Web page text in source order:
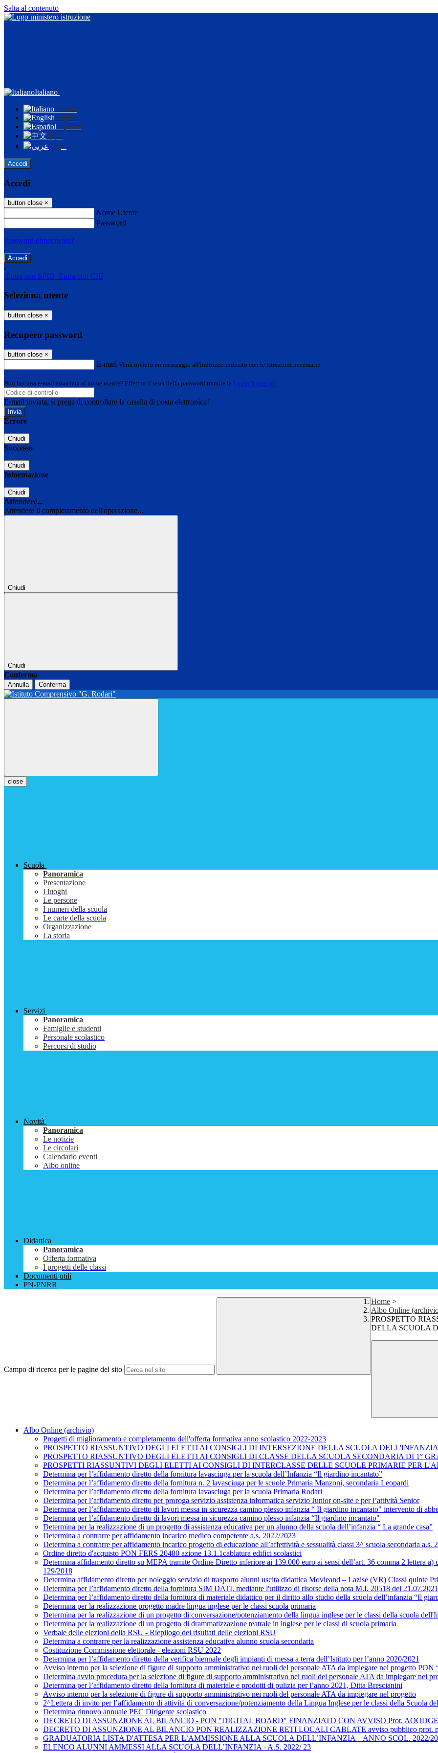
Salta al contenuto
Italiano
Italiano
English
Español
中文
عربى
Accedi
Accedi
button close ×
Nome Utente
Password
Password dimenticata?
-
Entra con SPID Entra con CIE
Seleziona utente
button close ×
Recupero password
button close ×
E-mail Verrà inviato un messaggio all'indirizzo indicato con le istruzioni necessarie.
Non hai una e-mail associata al nome utente? Effettua il reset della password tramite la Login Spaggiari
E-mail inviata, si prega di controllare la casella di posta elettronica!
Errore
Chiudi
Successo
Chiudi
Informazione
Chiudi
Attendere...
Attendere il completamento dell'operazione...
Chiudi
Chiudi
Conferma
Annulla Conferma
close
Scuola
Panoramica
Presentazione
I luoghi
Le persone
I numeri della scuola
Le carte della scuola
Organizzazione
La storia
Servizi
Panoramica
Famiglie e studenti
Personale scolastico
Percorsi di studio
Novità
Panoramica
Le notizie
Le circolari
Calendario eventi
Albo online
Didattica
Panoramica
Offerta formativa
I progetti delle classi
Documenti utili
PN-PNRR
Campo di ricerca per le pagine del sito
Home >
Albo Online
PROSPETTO
DELLA SCUOLA
Albo Online (archivio)
Progetti di miglioramento e completamento dell'offerta formativa anno scolastico 2022-2023
PROSPETTO RIASSUNTIVO DEGLI ELETTI AI CONSIGLI DI INTERSEZIONE DELLA SCUOLA
PROSPETTO RIASSUNTIVO DEGLI ELETTI AI CONSIGLI DI CLASSE DELLA SCUOLA SECONDARIA DI 1°
PROSPETTI RIASSUNTIVI DEGLI ELETTI AI CONSIGLI DI INTERCLASSE DELLE SCUOLE PRIMARIE PER
Determina per l’affidamento diretto della fornitura lavasciuga per la scuola dell’Infanzia “Il giardino incantato”
Determina per l’affidamento diretto della fornitura n. 2 lavasciuga per le scuole Primaria Manzoni, secondaria Leopardi
Determina per l’affidamento diretto della fornitura lavasciuga per la scuola Primaria Rodari
Determina per l’affidamento diretto per proroga servizio assistenza informatica servizio Junior on-site e per l’attività Senior
Determina per l’affidamento diretto di lavori messa in sicurezza camino plesso infanzia “ Il giardino incantato" intervento di
Determina per l’affidamento diretto di lavori messa in sicurezza camino plesso infanzia “Il giardino incantato"
Determina per la realizzazione di un progetto di assistenza educativa per un alunno della scuola dell’infanzia “ La grande casa”
Determina a contrarre per affidamento incarico medico competente a.s. 2022/2023
Determina a contrarre per affidamento incarico progetto di educazione all’affettività e sessualità classi 3^ scuola secondaria
Ordine diretto d'acquisto PON FERS 20480 azione 13.1.1cablatura edifici scolastici
Determina affidamento diretto su MEPA tramite Ordine Diretto inferiore ai 139.000 euro ai sensi dell’art. 36 comma 2 lettera
129/2018
Determina affidamento diretto per noleggio servizio di trasporto alunni uscita didattica Movieand – Lazise (VR) Classi quinte
Determina per l’affidamento diretto della fornitura SIM DATI, mediante l'utilizzo di risorse della nota M.I. 20518 del 21.07.2021
Determina per l’affidamento diretto della fornitura di materiale didattico per il diritto allo studio della scuola dell’infanzia “Il
Determina per la realizzazione progetto madre lingua inglese per le classi scuola primaria
Determina per la realizzazione di un progetto di conversazione/potenziamento della lingua inglese per le classi della scuola
Determina per la realizzazione di un progetto di drammatizzazione teatrale in inglese per le classi di scuola primaria
Verbale delle elezioni della RSU - Riepilogo dei risultati delle elezioni RSU
Determina a contrarre per la realizzazione assistenza educativa alunno scuola secondaria
Costituzione Commissione elettorale - elezioni RSU 2022
Determina per l’affidamento diretto della verifica biennale degli impianti di messa a terra dell’Istituto per l’anno 2020/2021
Avviso interno per la selezione di figure di supporto amministrativo nei ruoli del personale ATA da impiegare nel progetto
Determina avvio procedura per la selezione di figure di supporto amministrativo nei ruoli del personale ATA da impiegare nei
Determina per l’affidamento diretto della fornitura di materiale e prodotti di pulizia per l’anno 2021, Ditta Brescianini
Avviso interno per la selezione di figure di supporto amministrativo nei ruoli del personale ATA da impiegare nel progetto
2^Lettera di invito per l’affidamento di attività di conversazione/potenziamento della Lingua Inglese per le classi della Scuola
Determina rinnovo annuale PEC Dirigente scolastico
DECRETO DI ASSUNZIONE AL BILANCIO - PON "DIGITAL BOARD" FINANZIATO CON AVVISO Prot.
DECRETO DI ASSUNZIONE AL BILANCIO PON REALIZZAZIONE RETI LOCALI CABLATE avviso pubblico prot.
GRADUATORIA LISTA D'ATTESA PER L’AMMISSIONE ALLA SCUOLA DELL’INFANZIA – ANNO SCOL. 2022/
ELENCO ALUNNI AMMESSI ALLA SCUOLA DELL’INFANZIA - A.S. 2022/ 23